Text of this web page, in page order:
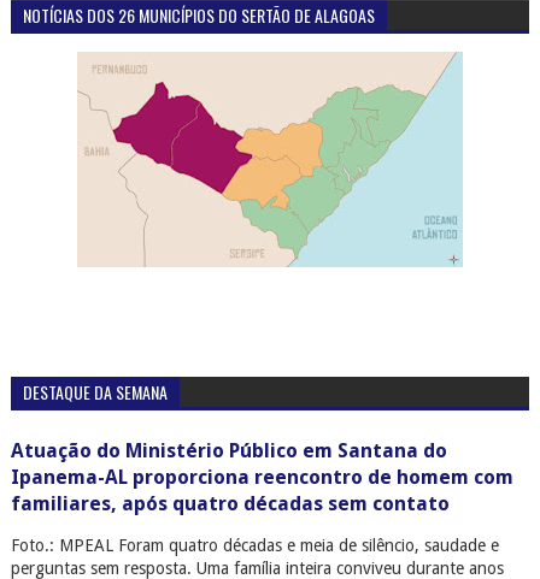
NOTÍCIAS DOS 26 MUNICÍPIOS DO SERTÃO DE ALAGOAS
DESTAQUE DA SEMANA
Atuação do Ministério Público em Santana do
Ipanema-AL proporciona reencontro de homem com
familiares, após quatro décadas sem contato
Foto.: MPEAL Foram quatro décadas e meia de silêncio, saudade e
perguntas sem resposta. Uma família inteira conviveu durante anos